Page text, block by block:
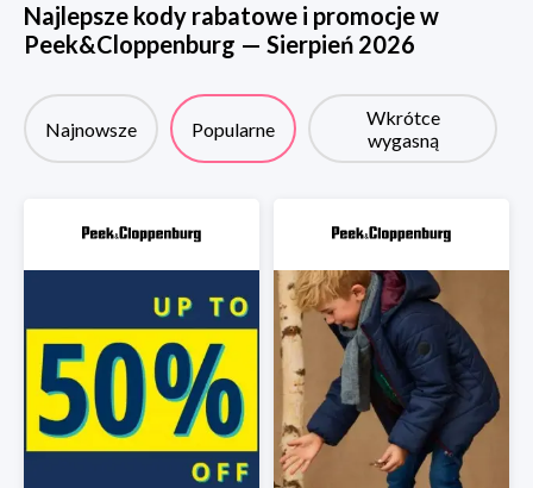
Najlepsze kody rabatowe i promocje w
Peek&Cloppenburg — Sierpień 2026
Najnowsze Popularne
Wkrótce
wygasną